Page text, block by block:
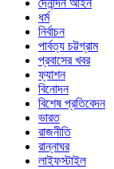
দৈনন্দিন আইন
ধর্ম
নির্বাচন
পার্বত্য চট্টগ্রাম
প্রবাসের খবর
ফ্যাশন
বিনোদন
বিশেষ প্রতিবেদন
ভারত
রাজনীতি
রান্নাঘর
লাইফস্টাইল